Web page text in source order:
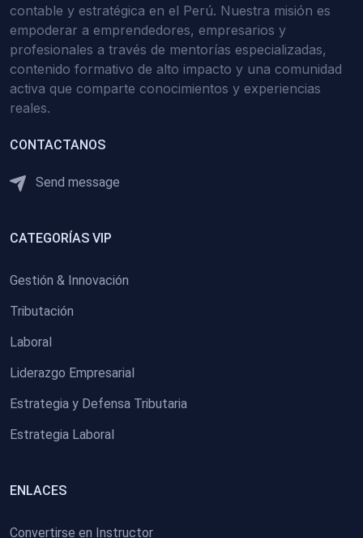
contable y estratégica en el Perú. Nuestra misión es
empoderar a emprendedores, empresarios y
profesionales a través de mentorías especializadas,
contenido formativo de alto impacto y una comunidad
activa que comparte conocimientos y experiencias
reales.
CONTACTANOS
Send message
CATEGORÍAS VIP
Gestión & Innovación
Tributación
Laboral
Liderazgo Empresarial
Estrategia y Defensa Tributaria
Estrategia Laboral
ENLACES
Convertirse en Instructor